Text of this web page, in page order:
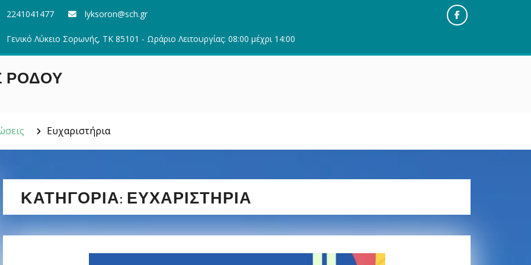
2241041477 lyksoron@sch.gr
Γενικό Λύκειο Σορωνής, ΤΚ 85101 - Ωράριο Λειτουργίας: 08:00 μέχρι 14:00
ΡΟΔΟΥ
Ευχαριστήρια
ΚΑΤΗΓΟΡΊΑ: ΕΥΧΑΡΙΣΤΉΡΙΑ